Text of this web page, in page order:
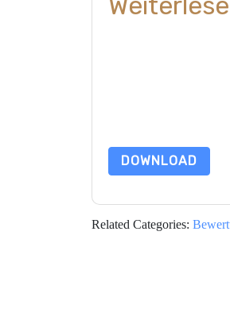
DOWNLOAD
Related Categories: